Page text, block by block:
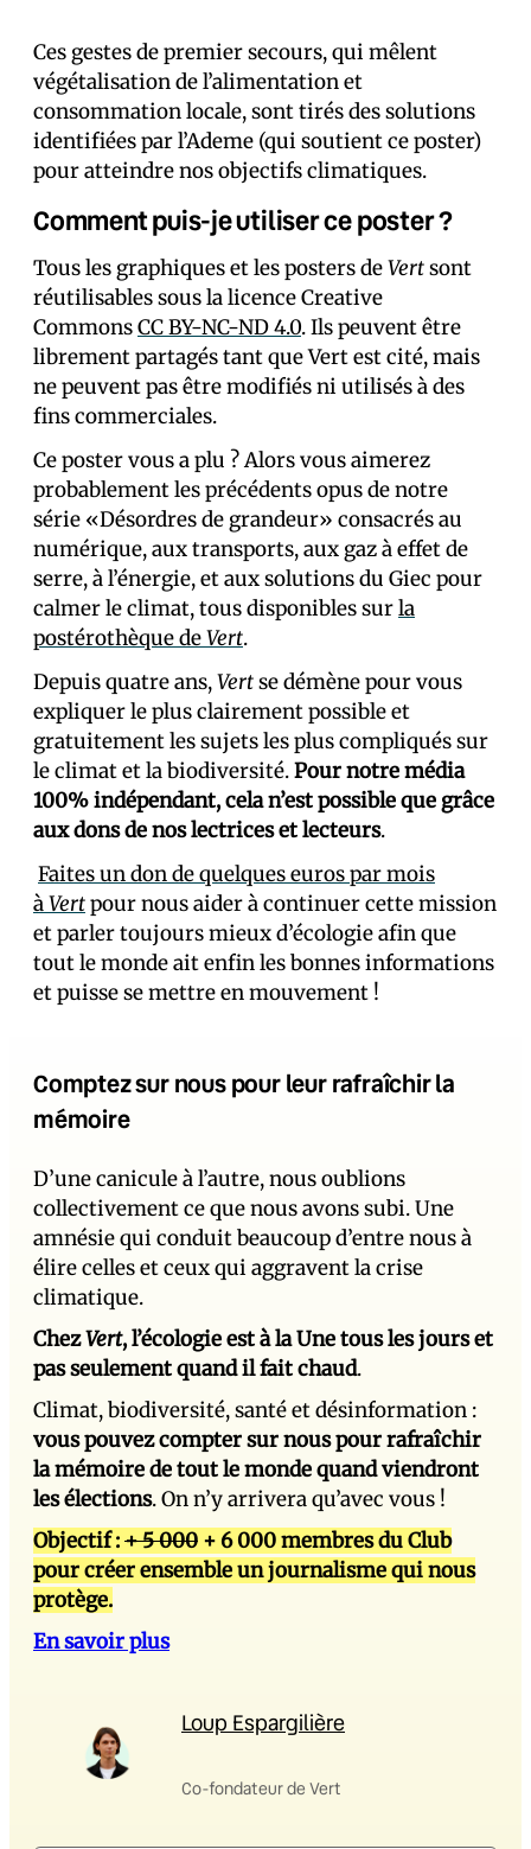
Ces gestes de premier secours, qui mêlent
végétalisation de l’alimentation et
consommation locale, sont tirés des solutions
identifiées par l’Ademe (qui soutient ce poster)
pour atteindre nos objectifs climatiques.
Comment puis-je utiliser ce poster ?
Tous les graphiques et les posters deVertsont
réutilisables sous la licence Creative
CommonsCC BY-NC-ND 4.0. Ils peuvent être
librement partagés tant que Vert est cité, mais
ne peuvent pas être modifiés ni utilisés à des
fins commerciales.
Ce poster vous a plu ? Alors vous aimerez
probablement les précédents opus de notre
série «Désordres de grandeur» consacrés au
numérique, aux transports, aux gaz à effet de
serre, à l’énergie, et aux solutions du Giec pour
calmer le climat, tous disponibles surla
postérothèque deVert.
Depuis quatre ans,Vertse démène pour vous
expliquer le plus clairement possible et
gratuitement les sujets les plus compliqués sur
le climat et la biodiversité.Pour notre média
100% indépendant, cela n’est possible que grâce
aux dons de nos lectrices et lecteurs.
Faites un don de quelques euros par mois
àVertpour nous aider à continuer cette mission
et parler toujours mieux d’écologie afin que
tout le monde ait enfin les bonnes informations
et puisse se mettre en mouvement !
Comptez sur nous pour leur rafraîchir la
mémoire
D’une canicule à l’autre, nous oublions
collectivement ce que nous avons subi. Une
amnésie qui conduit beaucoup d’entre nous à
élire celles et ceux qui aggravent la crise
climatique.
ChezVert, l’écologie est à la Une tous les jours et
pas seulement quand il fait chaud.
Climat, biodiversité, santé et désinformation :
vous pouvez compter sur nous pour rafraîchir
la mémoire de tout le monde quand viendront
les élections. On n’y arrivera qu’avec vous !
Objectif :+ 5 000 + 6 000 membres du Club
pour créer ensemble un journalisme qui nous
protège.
En savoir plus
Loup Espargilière
Co-fondateur de Vert